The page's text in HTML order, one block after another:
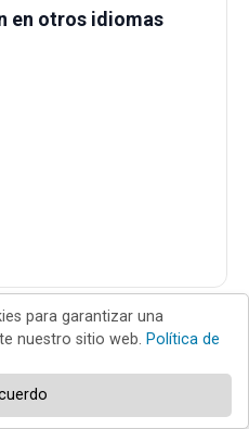
en otros idiomas
de virus
para garantizar una
nuestro sitio web. Política de